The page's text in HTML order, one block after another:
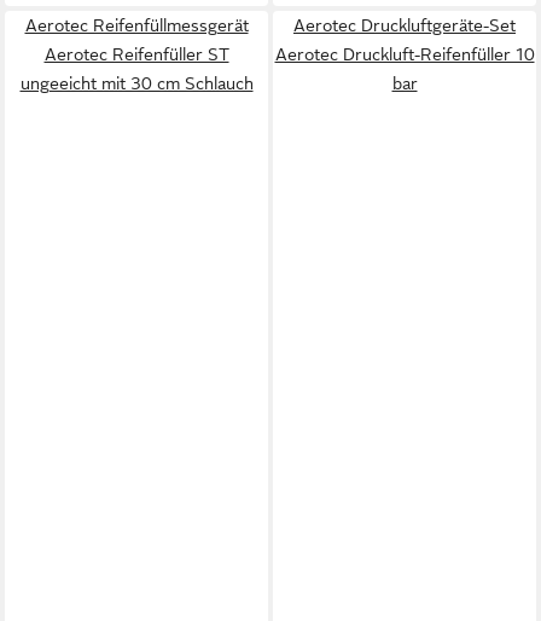
Aerotec Reifenfüllmessgerät
Aerotec Reifenfüller ST
ungeeicht mit 30 cm Schlauch
Aerotec Druckluftgeräte-Set
Aerotec Druckluft-Reifenfüller 10
bar